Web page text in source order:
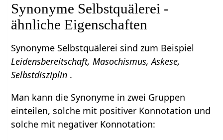
Synonyme Selbstquälerei -
ähnliche Eigenschaften
Synonyme Selbstquälerei sind zum Beispiel
Leidensbereitschaft, Masochismus, Askese,
Selbstdisziplin .
Man kann die Synonyme in zwei Gruppen
einteilen, solche mit positiver Konnotation und
solche mit negativer Konnotation: